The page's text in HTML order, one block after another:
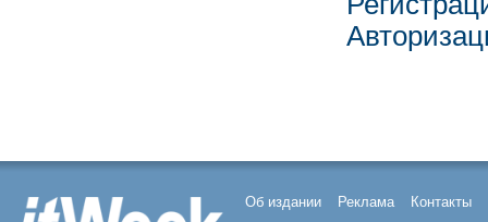
Об издании Реклама Контакты